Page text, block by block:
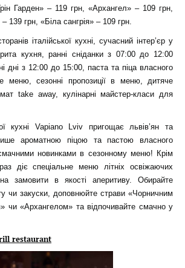
Гарден» – 119 грн, «Архангел» – 109 грн,
139 грн, «Біла сангрія» – 109 грн.
італійської кухні, сучасний інтер’єр у
кухня, ранні сніданки з 07:00 до 12:00
дні з 12:00 до 15:00, паста та піца власного
меню, сезонні пропозиції в меню, дитяче
take away, кулінарні майстер-класи для
кухні Vapiano Lviv пригощає львів’ян та
ароматною піцою та пастою власного
новинками в сезонному меню! Крім
діє спеціальне меню літніх освіжаючих
замовити в якості аперитиву. Обирайте
чи закуски, доповнюйте страви «Чорничним
чи «Архангелом» та відпочивайте смачно у
restaurant